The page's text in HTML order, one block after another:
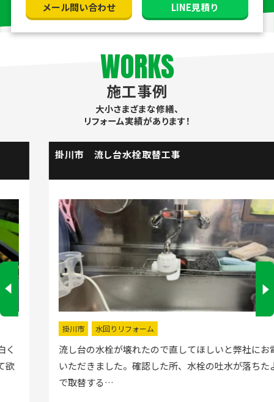
メール問い合わせ LINE見積り
WORKS
施工事例
大小さまざまな修繕、
リフォーム実績があります！
掛川市 流し台水栓取替工事
水回りリフォーム
流し台の水栓が壊れたので直してほしいと弊社にお電話
いただきました。確認した所、水栓の吐水が落ちたよう
で取替する…